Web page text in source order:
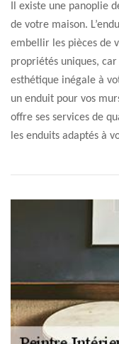
Il existe une panoplie
de votre maison.
embellir les pièces de
propriétés uniques,
esthétique inégale à
un enduit pour vos
offre ses services de
les enduits adaptés à